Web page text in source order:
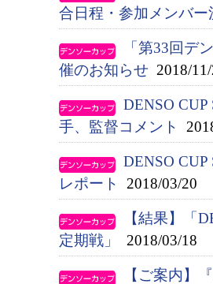
合日程・参加メンバー
「第33回デ
催のお知らせ 2018/
DENSO
手、監督コメント
DENSO
レポート
2018/03/20
【結果】「
定期戦」
2018/03/18
【ご案内